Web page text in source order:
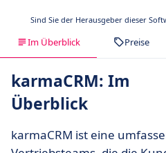
Sind Sie der Herausgeber dieser
Im Überblick Preise
karmaCRM: Im
Überblick
karmaCRM ist eine